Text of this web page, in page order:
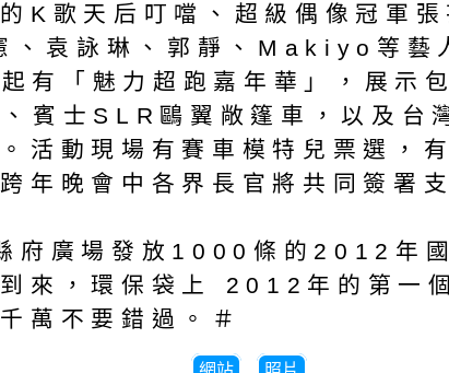
K歌天后叮噹、超級偶像冠
袁詠琳、郭靜、Makiyo等藝
有「魅力超跑嘉年華」，展示
賓士SLR鷗翼敞篷車，以及台
活動現場有賽車模特兒票選，
年晚會中各界長官將共同簽署
府廣場發放1000條的2012年
來，環保袋上 2012年的第一
萬不要錯過。＃